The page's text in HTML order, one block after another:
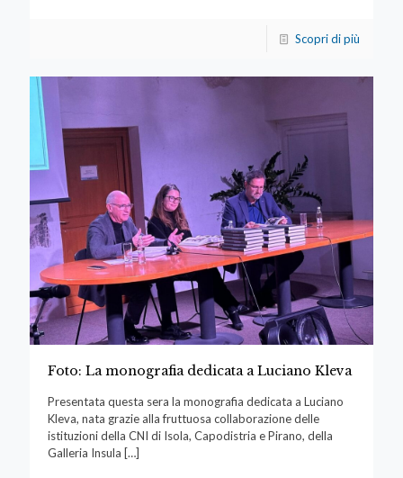
Scopri di più
Foto: La monografia dedicata a Luciano Kleva
Presentata questa sera la monografia dedicata a Luciano
Kleva, nata grazie alla fruttuosa collaborazione delle
istituzioni della CNI di Isola, Capodistria e Pirano, della
Galleria Insula […]